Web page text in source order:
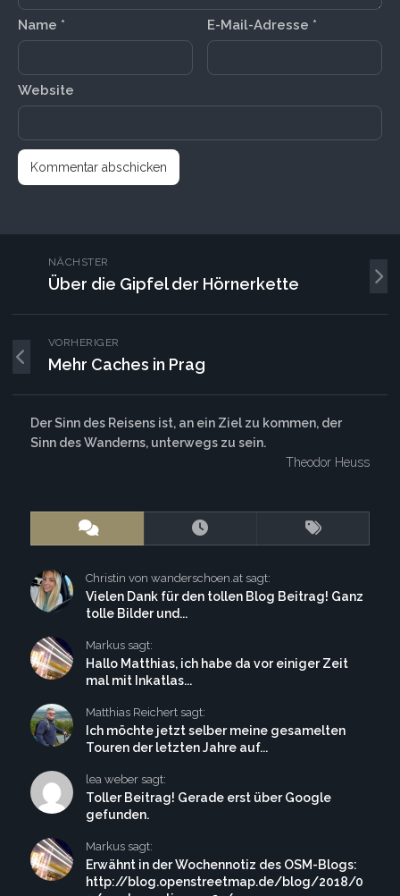
Name * E-Mail-Adresse *
Website
NÄCHSTER
Über die Gipfel der Hörnerkette
VORHERIGER
Mehr Caches in Prag
Der Sinn des Reisens ist, an ein Ziel zu kommen, der
Sinn des Wanderns, unterwegs zu sein.
Theodor Heuss
Christin von wanderschoen.at sagt:
Vielen Dank für den tollen Blog Beitrag! Ganz
tolle Bilder und...
Markus sagt:
Hallo Matthias, ich habe da vor einiger Zeit
mal mit Inkatlas...
Matthias Reichert sagt:
Ich möchte jetzt selber meine gesamelten
Touren der letzten Jahre auf...
lea weber sagt:
Toller Beitrag! Gerade erst über Google
gefunden.
Markus sagt:
Erwähnt in der Wochennotiz des OSM-Blogs:
http://blog.openstreetmap.de/blog/2018/0